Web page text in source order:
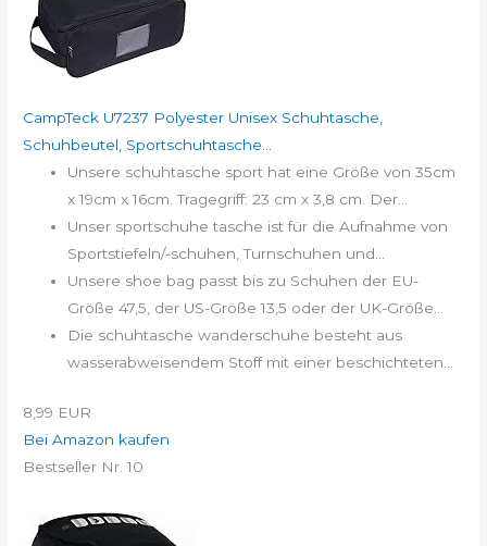
CampTeck U7237 Polyester Unisex Schuhtasche,
Schuhbeutel, Sportschuhtasche...
Unsere schuhtasche sport hat eine Größe von 35cm
x 19cm x 16cm. Tragegriff: 23 cm x 3,8 cm. Der...
Unser sportschuhe tasche ist für die Aufnahme von
Sportstiefeln/-schuhen, Turnschuhen und...
Unsere shoe bag passt bis zu Schuhen der EU-
Größe 47,5, der US-Größe 13,5 oder der UK-Größe...
Die schuhtasche wanderschuhe besteht aus
wasserabweisendem Stoff mit einer beschichteten...
8,99 EUR
Bei Amazon kaufen
Bestseller Nr. 10